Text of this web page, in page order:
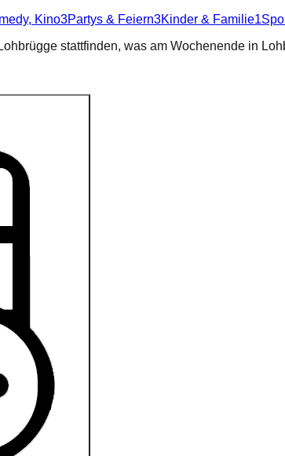
Kino3Partys & Feiern3Kinder & Familie1
Lohbrügge stattfinden, was am Wochenende in